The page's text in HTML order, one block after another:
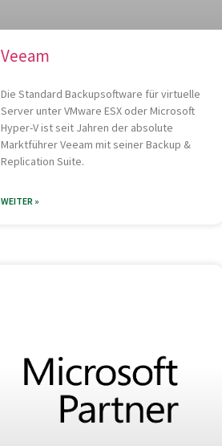
Veeam
Die Standard Backupsoftware für virtuelle
Server unter VMware ESX oder Microsoft
Hyper-V ist seit Jahren der absolute
Marktführer Veeam mit seiner Backup &
Replication Suite.
WEITER »